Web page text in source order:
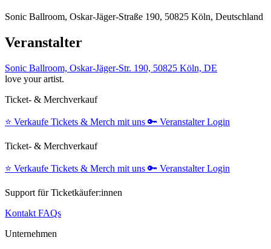
Sonic Ballroom, Oskar-Jäger-Straße 190, 50825 Köln, Deutschland
Veranstalter
Sonic Ballroom, Oskar-Jäger-Str. 190, 50825 Köln, DE
love your artist.
Ticket- & Merchverkauf
⭐️ Verkaufe Tickets & Merch mit uns 🔑 Veranstalter Login
Ticket- & Merchverkauf
⭐️ Verkaufe Tickets & Merch mit uns 🔑 Veranstalter Login
Support für Ticketkäufer:innen
Kontakt FAQs
Unternehmen